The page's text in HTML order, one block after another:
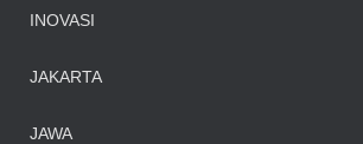
INOVASI
JAKARTA
JAWA